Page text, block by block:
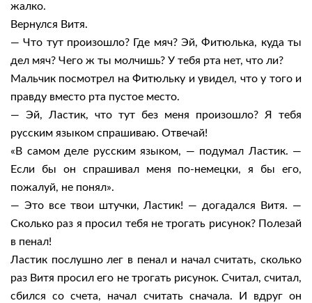
жалко.
Вернулся Витя.
— Что тут произошло? Где мяч? Эй, Фитюлька, куда ты
дел мяч? Чего ж ты молчишь? У тебя рта нет, что ли?
Мальчик посмотрел на Фитюльку и увидел, что у того и
правду вместо рта пустое место.
— Эй, Ластик, что тут без меня произошло? Я тебя
русским языком спрашиваю. Отвечай!
«В самом деле русским языком, — подумал Ластик. —
Если бы он спрашивал меня по-немецки, я бы его,
пожалуй, не понял».
— Это все твои штучки, Ластик! — догадался Витя. —
Сколько раз я просил тебя не трогать рисунок? Полезай
в пенал!
Ластик послушно лег в пенал и начал считать, сколько
раз Витя просил его не трогать рисунок. Считал, считал,
сбился со счета, начал считать сначала. И вдруг он